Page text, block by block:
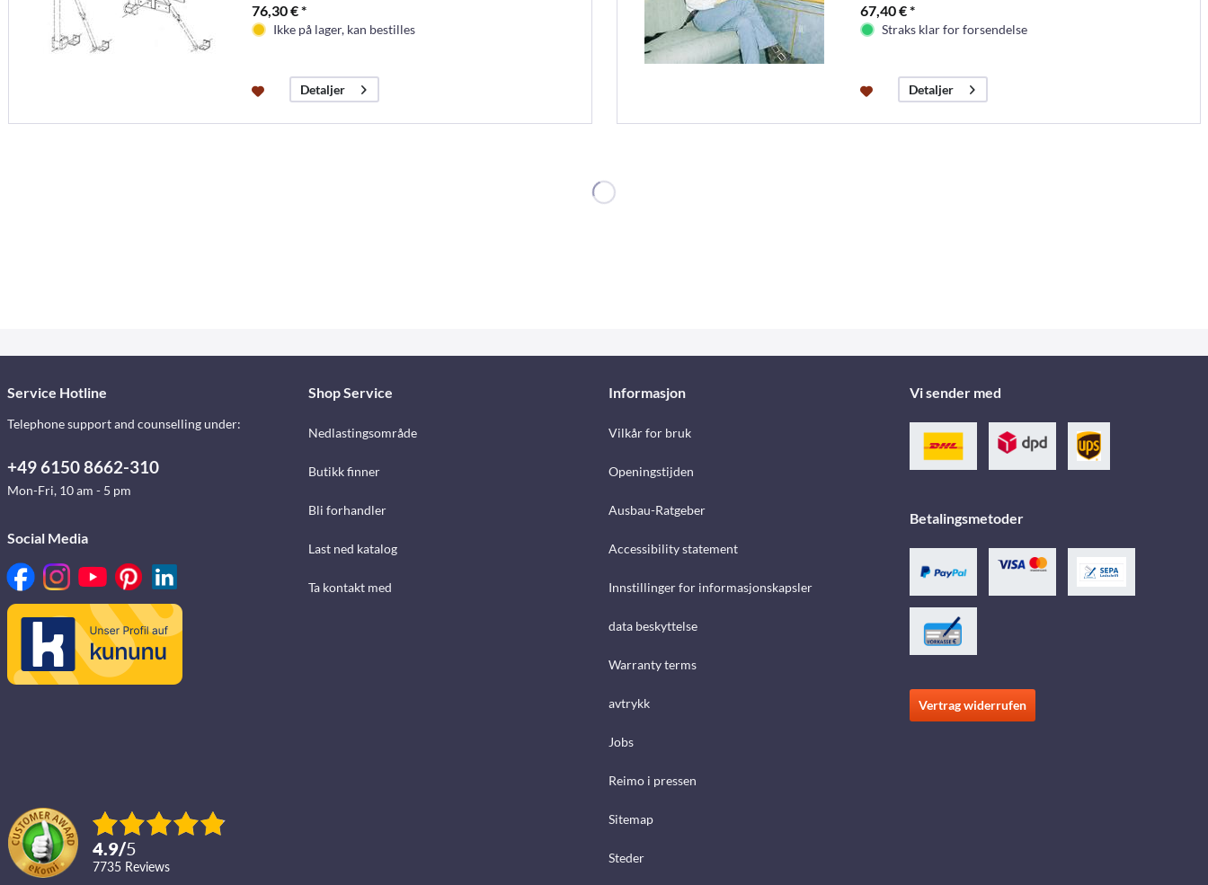
76,30 € *
Ikke på lager, kan bestilles
Detaljer
67,40 € *
Straks klar for forsendelse
Detaljer
Service Hotline
Telephone support and counselling under:
+49 6150 8662-310
Mon-Fri, 10 am - 5 pm
Social Media
4.9/5
7735 reviews
Shop Service
Nedlastingsområde
Butikk finner
Bli forhandler
Last ned katalog
Ta kontakt med
Informasjon
Vilkår for bruk
Openingstijden
Ausbau-Ratgeber
Accessibility statement
Innstillinger for informasjonskapsler
data beskyttelse
Warranty terms
avtrykk
Jobs
Reimo i pressen
Sitemap
Steder
Vi sender med
Betalingsmetoder
Vertrag widerrufen